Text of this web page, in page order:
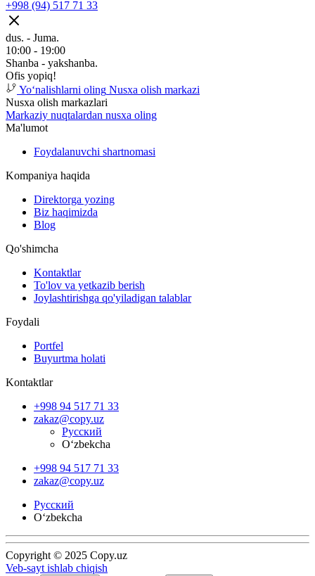
+998 (94) 517 71 33
dus. - Juma.
10:00 - 19:00
Shanba - yakshanba.
Ofis yopiq!
Yoʻnalishlarni oling Nusxa olish markazi
Nusxa olish markazlari
Markaziy nuqtalardan nusxa oling
Ma'lumot
Foydalanuvchi shartnomasi
Kompaniya haqida
Direktorga yozing
Biz haqimizda
Blog
Qo'shimcha
Kontaktlar
To'lov va yetkazib berish
Joylashtirishga qo'yiladigan talablar
Foydali
Portfel
Buyurtma holati
Kontaktlar
+998 94 517 71 33
zakaz@copy.uz
Русский
O‘zbekcha
+998 94 517 71 33
zakaz@copy.uz
Русский
O‘zbekcha
Copyright © 2025 Copy.uz
Veb-sayt ishlab chiqish